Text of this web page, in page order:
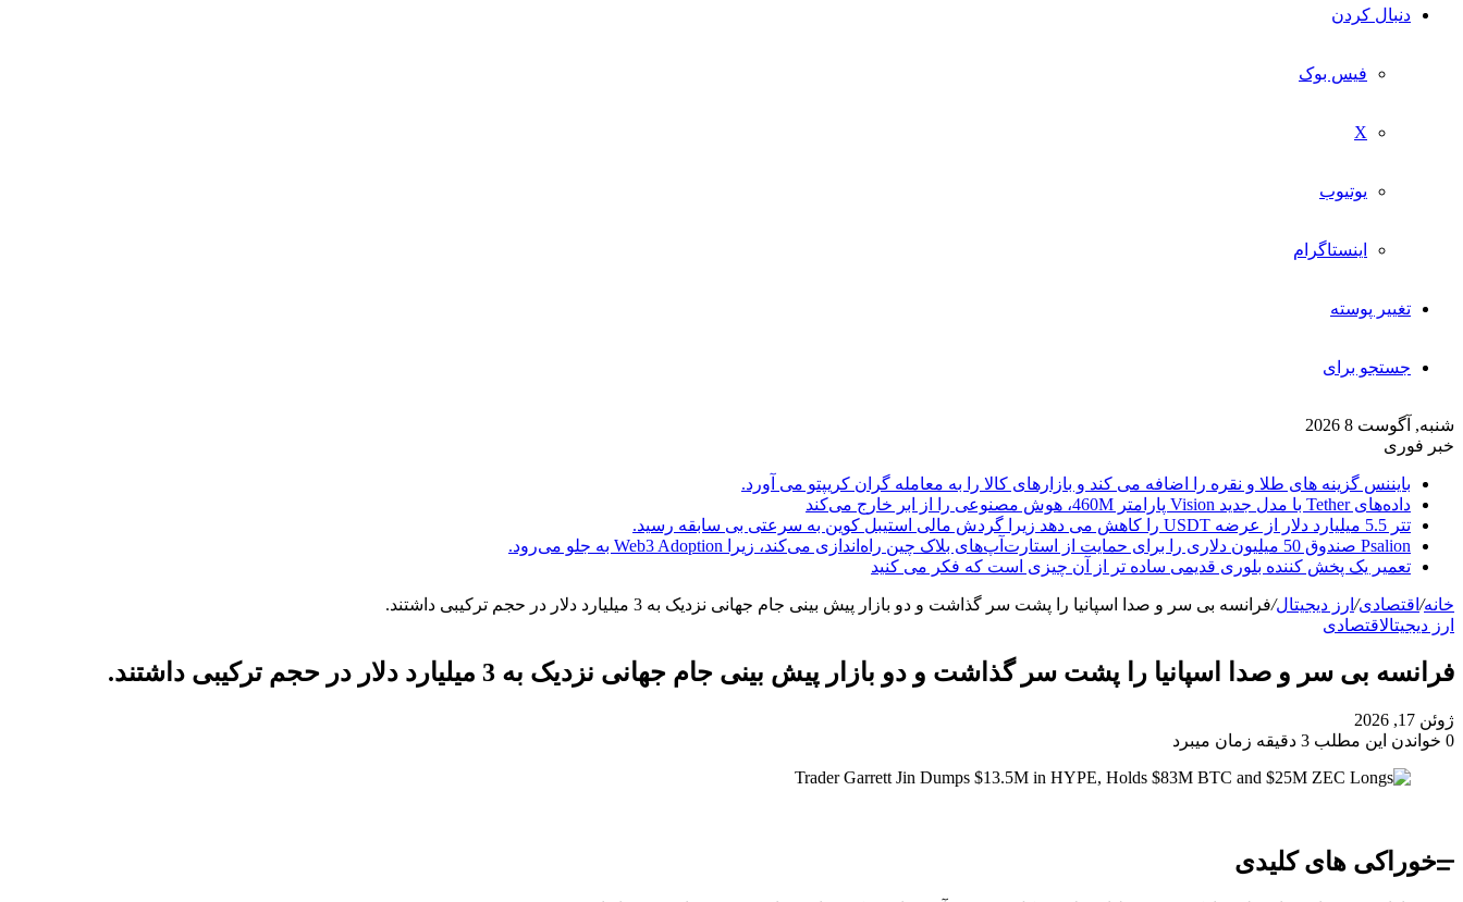
دنبال کردن
فیس بوک
X
یوتیوب
اینستاگرام
تغییر پوسته
جستجو برای
شنبه, آگوست 8 2026
خبر فوری
بایننس گزینه های طلا و نقره را اضافه می کند و بازارهای کالا را به معامله گران کریپتو می آورد.
داده‌های Tether با مدل جدید Vision پارامتر 460M، هوش مصنوعی را از ابر خارج می‌کند
تتر 5.5 میلیارد دلار از عرضه USDT را کاهش می دهد زیرا گردش مالی استیبل کوین به سرعتی بی سابقه رسید.
Psalion صندوق 50 میلیون دلاری را برای حمایت از استارت‌آپ‌های بلاک چین راه‌اندازی می‌کند، زیرا Web3 Adoption به جلو می‌رود.
تعمیر یک پخش کننده بلوری قدیمی ساده تر از آن چیزی است که فکر می کنید
خانه/ اقتصادی/ ارز دیجیتال/فرانسه بی سر و صدا اسپانیا را پشت سر گذاشت و دو بازار پیش بینی جام جهانی نزدیک به 3 میلیارد دلار در حجم ترکیبی داشتند.
ارز دیجیتالاقتصادی
فرانسه بی سر و صدا اسپانیا را پشت سر گذاشت و دو بازار پیش بینی جام جهانی نزدیک به 3 میلیارد دلار در حجم ترکیبی داشتند.
ژوئن 17, 2026
0 خواندن این مطلب 3 دقیقه زمان میبرد
خوراکی های کلیدی